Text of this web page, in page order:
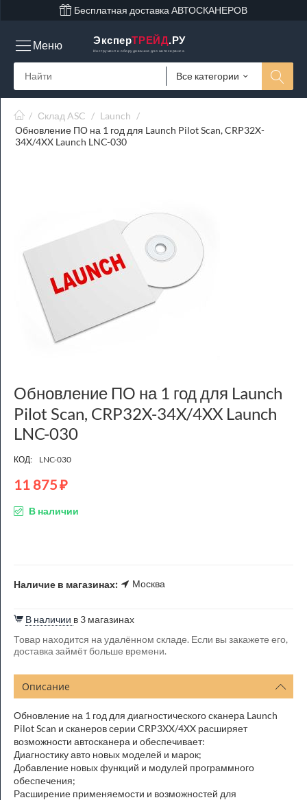
Бесплатная доставка АВТОСКАНЕРОВ
ЭксперТРЕЙД.РУ
Инструмент и оборудование для автосервиса
Все категории
Меню
/ Склад ASC / Launch /
Обновление ПО на 1 год для Launch Pilot Scan, CRP32X-
34X/4XX Launch LNC-030
Обновление ПО на 1 год для Launch
Pilot Scan, CRP32X-34X/4XX Launch
LNC-030
КОД: LNC-030
11 875₽
В наличии
Наличие в магазинах: Москва
В наличии в 3 магазинах
Товар находится на удалённом складе. Если вы закажете его,
доставка займёт больше времени.
Описание
Обновление на 1 год для диагностического сканера Launch
Pilot Scan и сканеров серии CRP3XX/4XX расширяет
возможности автосканера и обеспечивает:
Диагностику авто новых моделей и марок;
Добавление новых функций и модулей программного
обеспечения;
Расширение применяемости и возможностей для